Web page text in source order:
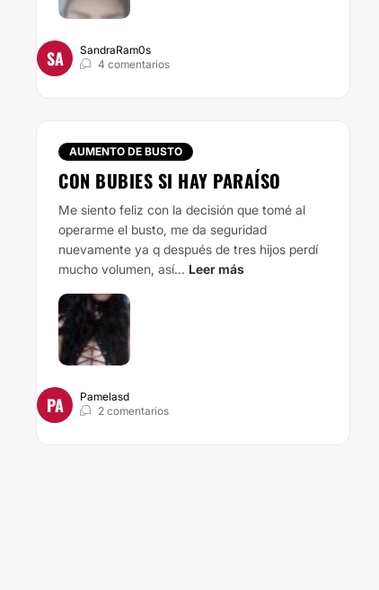
SA
SandraRam0s
4 comentarios
AUMENTO DE BUSTO
CON BUBIES SI HAY PARAÍSO
Me siento feliz con la decisión que tomé al
operarme el busto, me da seguridad
nuevamente ya q después de tres hijos perdí
mucho volumen, así... Leer más
PA
Pamelasd
2 comentarios